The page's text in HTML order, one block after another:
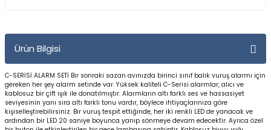
Yüzücü Elbiseleri
Yüzücü Gözlükleri
Ürün Bilgisi
C-SERİSİ ALARM SETİ Bir sonraki sazan avınızda birinci sınıf balık vuruş alarmı için
gereken her şey alarm setinde var. Yüksek kaliteli C-Serisi alarmlar, alıcı ve
kablosuz bir çift ışık ile donatılmıştır. Alarmların altı farklı ses ve hassasiyet
seviyesinin yanı sıra altı farklı tonu vardır, böylece ihtiyaçlarınıza göre
kişiselleştirebilirsiniz. Bir vuruş tespit ettiğinde, her iki renkli LED de yanacak ve
ardından bir LED 20 saniye boyunca yanıp sönmeye devam edecektir. Ayrıca özel